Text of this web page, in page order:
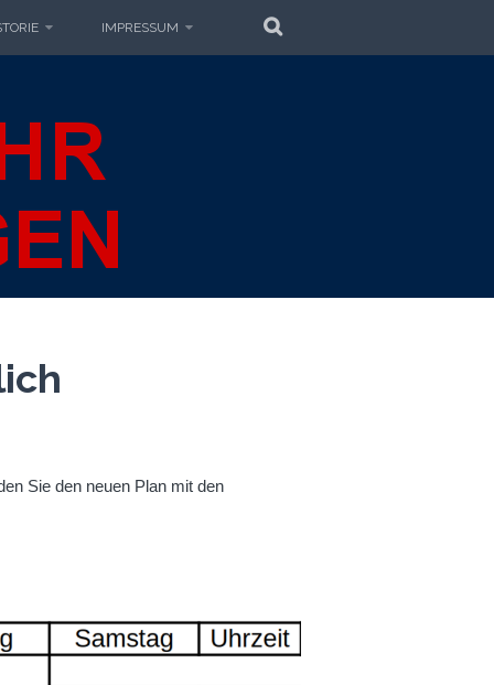
IMPRESSUM
Sie den neuen Plan mit den